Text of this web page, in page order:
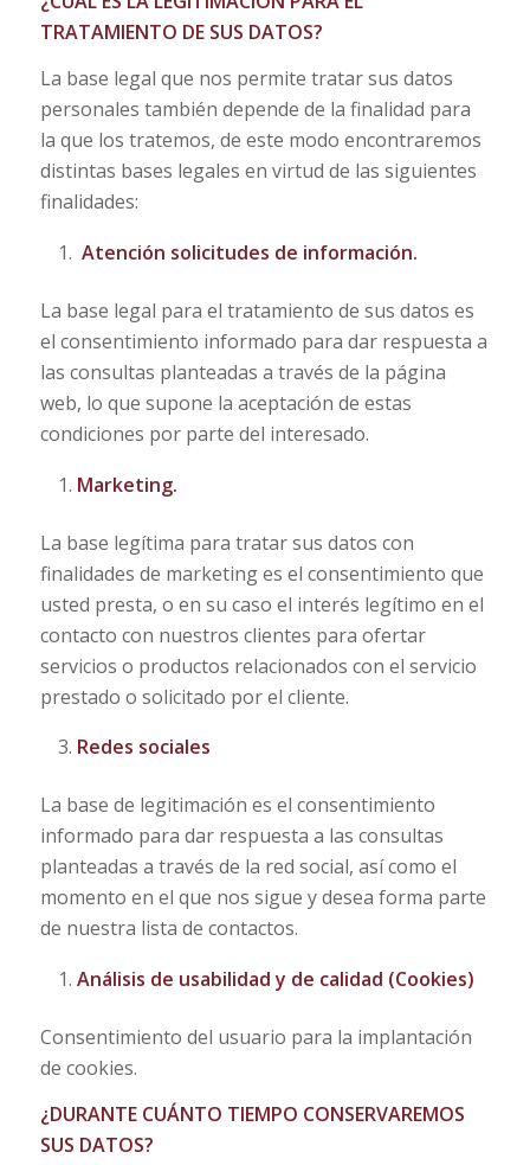
TRATAMIENTO DE SUS DATOS?
La base legal que nos permite tratar sus datos
personales también depende de la finalidad para
la que los tratemos, de este modo encontraremos
distintas bases legales en virtud de las siguientes
finalidades:
Atención solicitudes de información.
La base legal para el tratamiento de sus datos es
el consentimiento informado para dar respuesta a
las consultas planteadas a través de la página
web, lo que supone la aceptación de estas
condiciones por parte del interesado.
Marketing.
La base legítima para tratar sus datos con
finalidades de marketing es el consentimiento que
usted presta, o en su caso el interés legítimo en el
contacto con nuestros clientes para ofertar
servicios o productos relacionados con el servicio
prestado o solicitado por el cliente.
Redes sociales
La base de legitimación es el consentimiento
informado para dar respuesta a las consultas
planteadas a través de la red social, así como el
momento en el que nos sigue y desea forma parte
de nuestra lista de contactos.
Análisis de usabilidad y de calidad (Cookies)
Consentimiento del usuario para la implantación
de cookies.
¿DURANTE CUÁNTO TIEMPO CONSERVAREMOS
SUS DATOS?